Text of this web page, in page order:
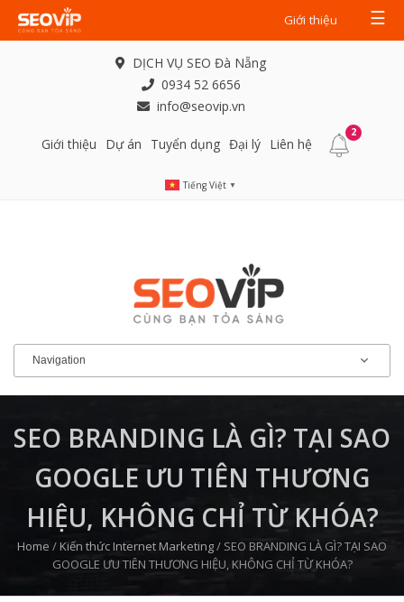
Giới thiệu ☰
DỊCH VỤ SEO Đà Nẵng
0934 52 6656
info@seovip.vn
Giới thiệu Dự án Tuyển dụng Đại lý Liên hệ
2
Tiếng Việt ▼
SEO BRANDING LÀ GÌ? TẠI SAO
GOOGLE ƯU TIÊN THƯƠNG
HIỆU, KHÔNG CHỈ TỪ KHÓA?
Home /Kiến thức Internet Marketing/ SEO BRANDING LÀ GÌ? TẠI SAO
GOOGLE ƯU TIÊN THƯƠNG HIỆU, KHÔNG CHỈ TỪ KHÓA?